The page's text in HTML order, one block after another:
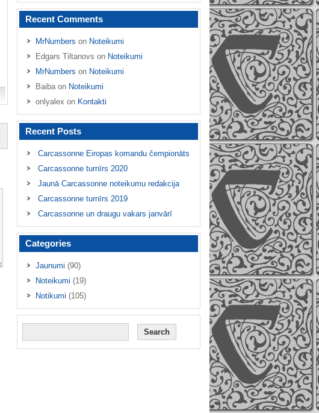
Recent Comments
MrNumbers on Noteikumi
Edgars Tiltanovs on Noteikumi
MrNumbers on Noteikumi
Baibaon Noteikumi
onlyalex on Kontakti
Recent Posts
Carcassonne Eiropas komandu čempionāts
Carcassonne turnīrs 2020
Jaunā Carcassonne noteikumu redakcija
Carcassonne turnīrs 2019
Carcassonne un draugu vakars janvārī
Categories
Jaunumi (90)
Noteikumi (19)
Notikumi (105)